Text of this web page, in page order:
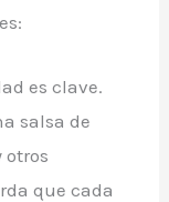
es clave.
salsa de
otros
que cada